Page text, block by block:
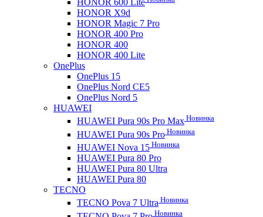
HONOR X9d
HONOR Magic 7 Pro
HONOR 400 Pro
HONOR 400
HONOR 400 Lite
OnePlus
OnePlus 15
OnePlus Nord CE5
OnePlus Nord 5
HUAWEI
HUAWEI Pura 90s Pro Max Новинка
HUAWEI Pura 90s Pro Новинка
HUAWEI Nova 15 Новинка
HUAWEI Pura 80 Pro
HUAWEI Pura 80 Ultra
HUAWEI Pura 80
TECNO
TECNO Pova 7 Ultra Новинка
Новинка